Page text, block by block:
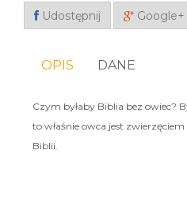
Udostępnij Google+
OPIS DANE
Czym byłaby Biblia bez owiec?
to właśnie owca jest
Biblii.